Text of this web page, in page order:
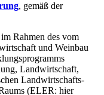
, gemäß der
Rahmen des vom
und Weinbau
Landwirt­schaft,
Land­wirtschafts­
(ELER: hier